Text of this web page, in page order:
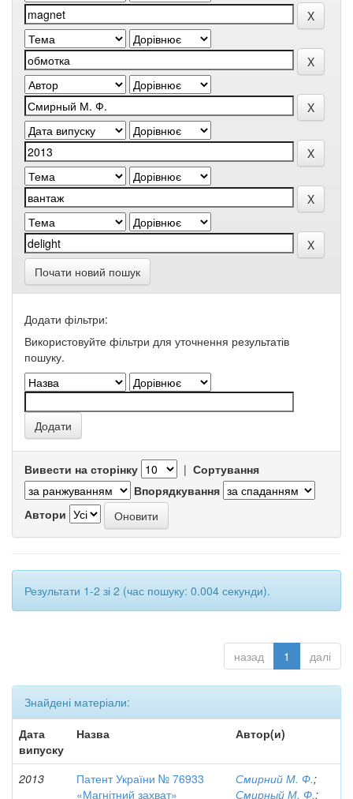
Почати новий пошук
Додати фільтри:
Використовуйте фільтри для уточнення результатів
пошуку.
Вивести на сторінку | Сортування
Впорядкування
Автори
Результати 1-2 зі 2 (час пошуку: 0.004 секунди).
назад 1 далі
Знайдені матеріали:
Дата
випуску
Назва Автор(и)
2013
Патент України № 76933
«Магнітний захват»
Смирний М. Ф.;
Смирный М. Ф.;